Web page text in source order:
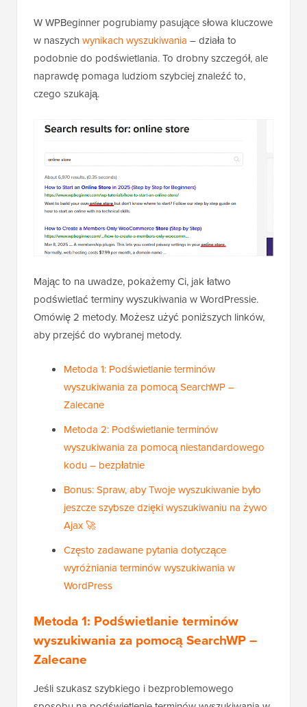
W WPBeginner pogrubiamy pasujące słowa kluczowe
w naszychwynikach wyszukiwania – działa to
podobnie do podświetlania. To drobny szczegół, ale
naprawdę pomaga ludziom szybciej znaleźć to,
czego szukają.
Mając to na uwadze, pokażemy Ci, jak łatwo
podświetlać terminy wyszukiwania w WordPressie.
Omówię 2 metody. Możesz użyć poniższych linków,
aby przejść do wybranej metody.
Metoda 1: Podświetlanie terminów
wyszukiwania za pomocą SearchWP –
Zalecane
Metoda 2: Podświetlanie terminów
wyszukiwania za pomocą niestandardowego
kodu – bezpłatnie
Bonus: Spraw, aby Twoje wyszukiwanie było
jeszcze szybsze dzięki wyszukiwaniu na żywo
Ajax 🚀
Często zadawane pytania dotyczące
wyróżniania terminów wyszukiwania w
WordPress
Metoda 1: Podświetlanie terminów
wyszukiwania za pomocą SearchWP –
Zalecane
Jeśli szukasz szybkiego i bezproblemowego